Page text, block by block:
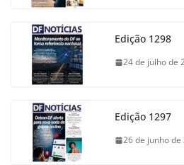
Edição 1298
24 de julho de
Edição 1297
26 de junho de